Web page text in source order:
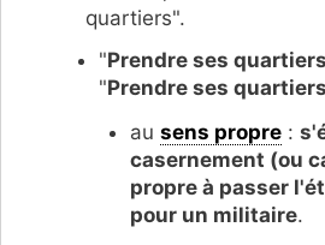
quartiers".
"Prendre ses
"Prendre ses
au sens propre:
casernement (ou
propre à passer
pour un militaire.